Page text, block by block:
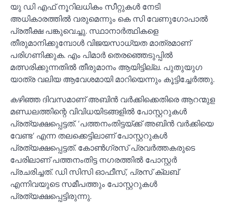
യു ഡി എഫ് നൂറിലധികം സീറ്റുകള്‍ നേടി
അധികാരത്തില്‍ വരുമെന്നും കെ സി വേണുഗോപാല്‍
പ്രതീക്ഷ പങ്കുവെച്ചു. സ്ഥാനാര്‍ത്ഥികളെ
തീരുമാനിക്കുമ്പോള്‍ വിജയസാധ്യത മാത്രമാണ്
പരിഗണിക്കുക. എം പിമാര്‍ തെരഞ്ഞെടുപ്പില്‍
മത്സരിക്കുന്നതില്‍ തീരുമാനം ആയിട്ടില്ല. പുതുയുഗ
യാത്ര വലിയ ആവേശമായി മാറിയെന്നും കൂട്ടിച്ചേര്‍ത്തു.
കഴിഞ്ഞ ദിവസമാണ് അബിന്‍ വര്‍ക്കിക്കെതിരെ ആറന്മുള
മണ്ഡലത്തിന്റെ വിവിധയിടങ്ങളില്‍ പോസ്റ്ററുകള്‍
പ്രത്യക്ഷപ്പെട്ടത്. ‘പത്തനംതിട്ടയ്ക്ക് അബിന്‍ വര്‍ക്കിയെ
വേണ്ട’ എന്ന തലക്കെട്ടിലാണ് പോസ്റ്ററുകള്‍
പ്രത്യക്ഷപ്പെട്ടത്. കോണ്‍ഗ്രസ് പ്രവര്‍ത്തകരുടെ
പേരിലാണ് പത്തനംതിട്ട നഗരത്തില്‍ പോസ്റ്റര്‍
പ്രചരിച്ചത്. ഡി സിസി ഓഫീസ്, പ്രസ് ക്ലബ്
എന്നിവയുടെ സമീപത്തും പോസ്റ്ററുകള്‍
പ്രത്യക്ഷപ്പെട്ടിരുന്നു.